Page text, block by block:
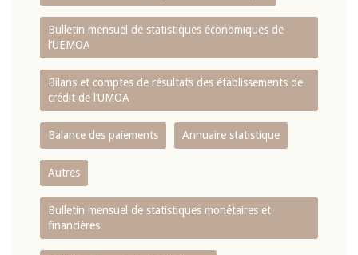
Bulletin mensuel de statistiques économiques de
l‘UEMOA
Bilans et comptes de résultats des établissements de
crédit de l‘UMOA
Balance des paiements Annuaire statistique
Autres
Bulletin mensuel de statistiques monétaires et
financières